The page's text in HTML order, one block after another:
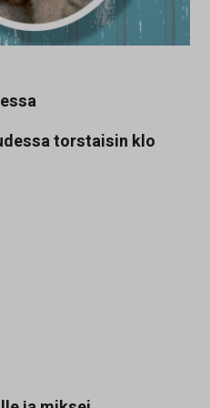
torstaisin klo